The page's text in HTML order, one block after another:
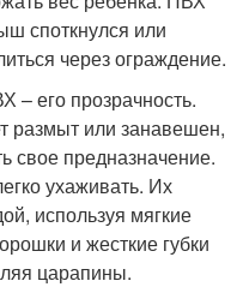
споткнулся или
через ограждение.
– его прозрачность.
размыт или занавешен,
свое предназначение.
ухаживать. Их
используя мягкие
и жесткие губки
царапины.